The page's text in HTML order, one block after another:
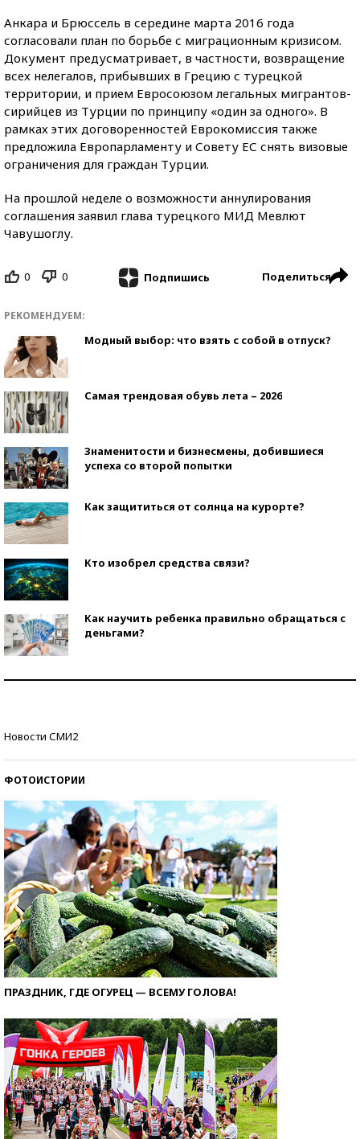
Анкара и Брюссель в середине марта 2016 года
согласовали план по борьбе с миграционным кризисом.
Документ предусматривает, в частности, возвращение
всех нелегалов, прибывших в Грецию с турецкой
территории, и прием Евросоюзом легальных мигрантов-
сирийцев из Турции по принципу «один за одного». В
рамках этих договоренностей Еврокомиссия также
предложила Европарламенту и Совету ЕС снять визовые
ограничения для граждан Турции.
На прошлой неделе о возможности аннулирования
соглашения заявил глава турецкого МИД Мевлют
Чавушоглу.
0 0 Подпишись Поделиться
РЕКОМЕНДУЕМ:
Модный выбор: что взять с собой в отпуск?
Самая трендовая обувь лета – 2026
Знаменитости и бизнесмены, добившиеся
успеха со второй попытки
Как защититься от солнца на курорте?
Кто изобрел средства связи?
Как научить ребенка правильно обращаться с
деньгами?
Новости СМИ2
ФОТОИСТОРИИ
ПРАЗДНИК, ГДЕ ОГУРЕЦ — ВСЕМУ ГОЛОВА!